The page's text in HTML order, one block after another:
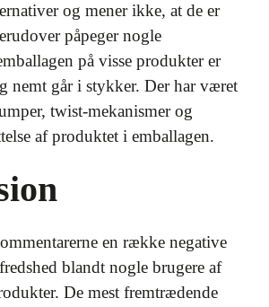
og mener ikke, at de er
påpeger nogle
på visse produkter er
nemt går i stykker. Der har været
twist-mekanismer og
af produktet i emballagen.
en række negative
blandt nogle brugere af
De mest fremtrædende